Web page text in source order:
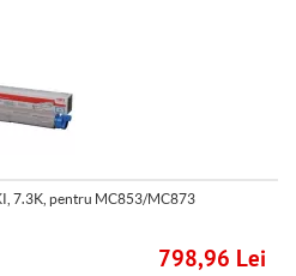
7.3K, pentru MC853/MC873
798,96 Lei